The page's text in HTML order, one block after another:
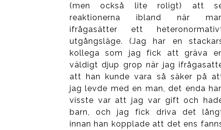
(men också lite roligt) att
reaktionerna ibland när
ifrågasätter ett
utgångsläge. (Jag har en
kollega som jag fick att gräva
väldigt djup grop när jag
att han kunde vara så säker på
jag levde med en man, det enda
visste var att jag var gift och
barn, och jag fick driva det
innan han kopplade att det ens